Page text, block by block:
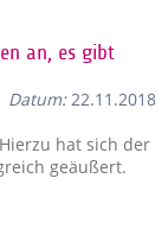
an, es gibt
Datum:22.11.2018
hat sich der
geäußert.